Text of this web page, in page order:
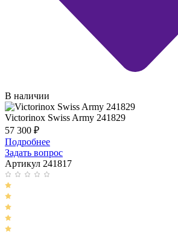
В наличии
Victorinox Swiss Army 241829
57 300 ₽
Подробнее
Задать вопрос
Артикул 241817